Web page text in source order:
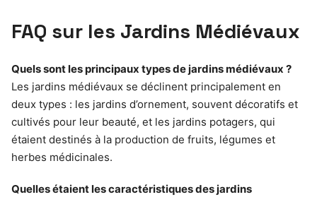
FAQ sur les Jardins Médiévaux
Quels sont les principaux types de jardins médiévaux ?
Les jardins médiévaux se déclinent principalement en
deux types : les jardins d’ornement, souvent décoratifs et
cultivés pour leur beauté, et les jardins potagers, qui
étaient destinés à la production de fruits, légumes et
herbes médicinales.
Quelles étaient les caractéristiques des jardins